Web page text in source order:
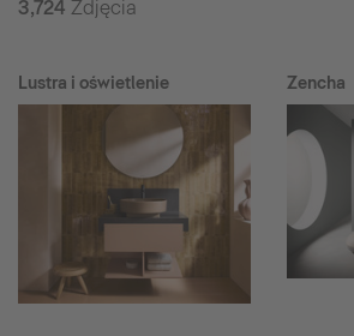
3,724 Zdjęcia
Lustra i oświetlenie Zencha